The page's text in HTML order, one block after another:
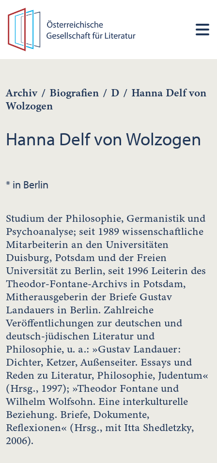
Archiv / Biografien / D / Hanna Delf von
Wolzogen
Hanna Delf von Wolzogen
* in Berlin
Studium der Philosophie, Germanistik und
Psychoanalyse; seit 1989 wissenschaftliche
Mitarbeiterin an den Universitäten
Duisburg, Potsdam und der Freien
Universität zu Berlin, seit 1996 Leiterin des
Theodor-Fontane-Archivs in Potsdam,
Mitherausgeberin der Briefe Gustav
Landauers in Berlin. Zahlreiche
Veröffentlichungen zur deutschen und
deutsch-jüdischen Literatur und
Philosophie, u. a.: »Gustav Landauer:
Dichter, Ketzer, Außenseiter. Essays und
Reden zu Literatur, Philosophie, Judentum«
(Hrsg., 1997); »Theodor Fontane und
Wilhelm Wolfsohn. Eine interkulturelle
Beziehung. Briefe, Dokumente,
Reflexionen« (Hrsg., mit Itta Shedletzky,
2006).